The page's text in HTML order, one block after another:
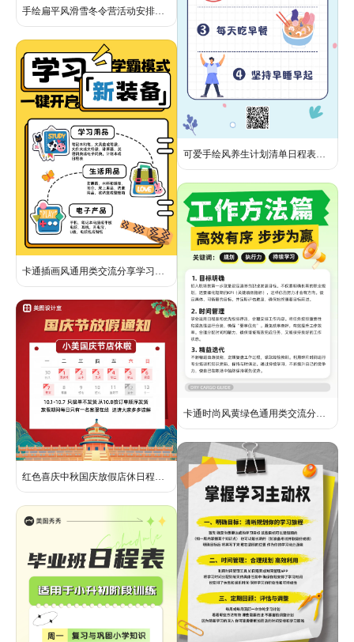
手绘扁平风滑雪冬令营活动安排日程表长图海报
卡通时尚风黄绿色通用类交流分享职场菜鸟必看小红书内页